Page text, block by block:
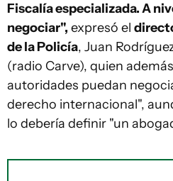
Fiscalía especializada. A
negociar", expresó el
de la Policía, Juan
(radio Carve), quien
autoridades puedan
derecho internacional",
lo debería definir "un